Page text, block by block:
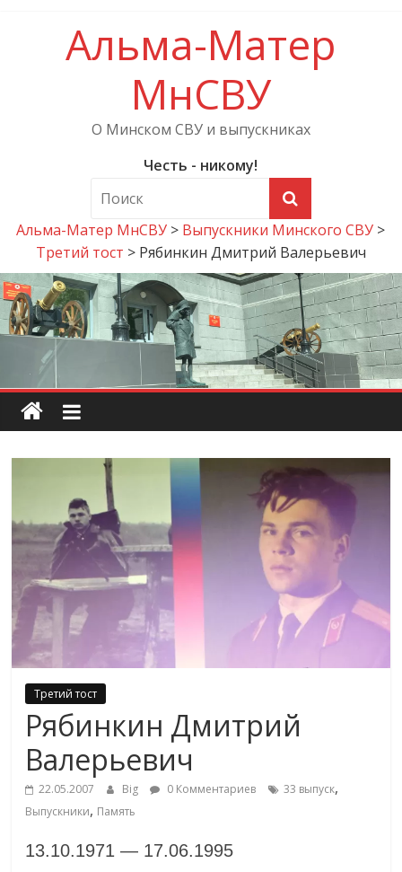
Альма-Матер
МнСВУ
О Минском СВУ и выпускниках
Честь - никому!
Альма-Матер МнСВУ > Выпускники Минского СВУ >
Третий тост > Рябинкин Дмитрий Валерьевич
Третий тост
Рябинкин Дмитрий
Валерьевич
22.05.2007 Big 0 Комментариев 33 выпуск,
Выпускники, Память
13.10.1971 — 17.06.1995